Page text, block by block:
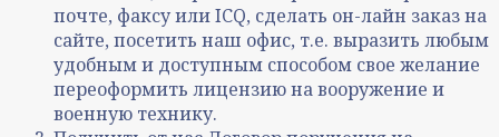
почте, факсу или ICQ, сделать он-лайн заказ на
сайте, посетить наш офис, т.е. выразить любым
удобным и доступным способом свое желание
переоформить лицензию на вооружение и
военную технику.